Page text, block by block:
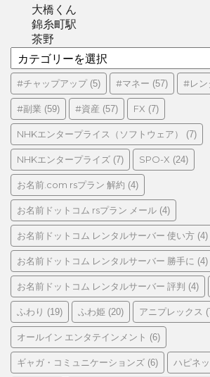
大橋くん
錦糸町駅
茶野
テ
ゴ
リ
ー
#チャップアップ(5) #マネー (57) #レン
#副業 (59) #資産 (57) FX (7)
NHKエンタープライス（ソフトウェア） (7)
NHKエンタープライズ (7) SPO-X (24)
お名前.com rsプラン 解約 (4)
お名前ドットコム rsプラン メール (4)
お名前ドットコム レンタルサーバー 使い方 (4)
お名前ドットコム レンタルサーバー 勝手に (4)
お名前ドットコム レンタルサーバー 評判 (4)
ふわり (19) ふわ姫 (20) アニプレックス
オールイン エンタテインメント (6)
ギャガ・コミュニケーションズ (6) ハピネ